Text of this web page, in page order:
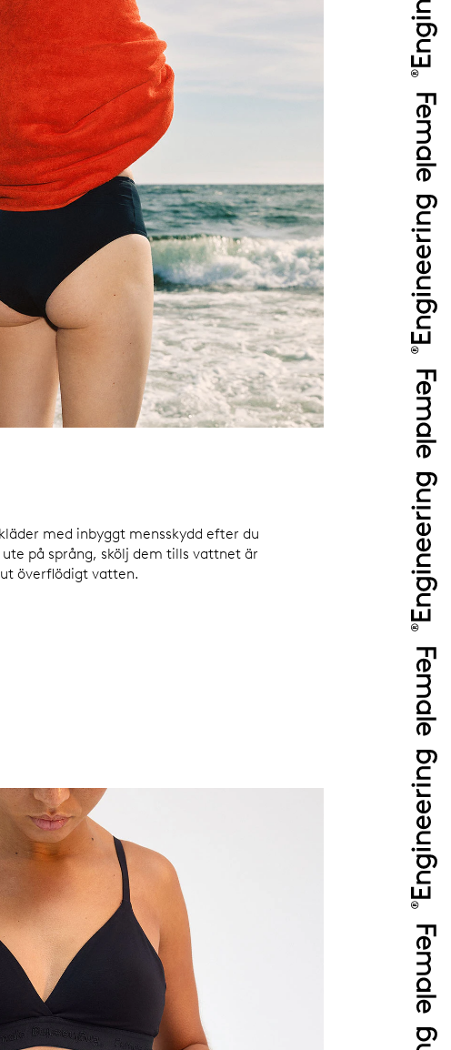
med inbyggt mensskydd efter du
på språng, skölj dem tills vattnet är
överflödigt vatten.